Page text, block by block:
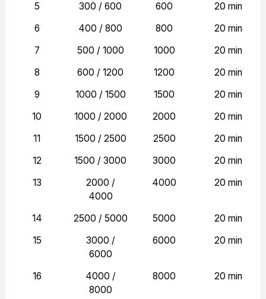
5
300 / 600 600
20 min
6
400 / 800 800
20 min
7
500 / 1000 1000
20 min
8
600 / 1200 1200
20 min
9
1000 / 1500 1500
20 min
10
1000 / 2000 2000
20 min
11
1500 / 2500 2500
20 min
12
1500 / 3000 3000
20 min
13
2000 /
4000
4000 20 min
14 2500 / 5000 5000
20 min
15
3000 /
6000
6000 20 min
16
4000 /
8000
8000 20 min